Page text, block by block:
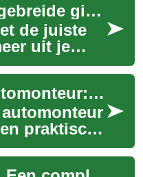
Slim sparen: Uitgebreide gids voor spaarrekeningen 2025
de juiste
uit je
typen
Opleiding tot Automonteur: Een Uitgebreide Gids
praktische
die
over